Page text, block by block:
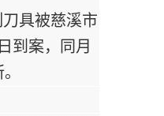
具被慈溪市
到案，同月